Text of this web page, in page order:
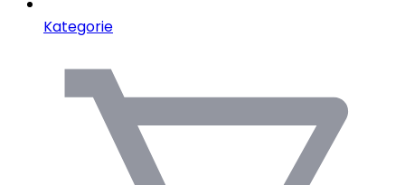
Kategorie